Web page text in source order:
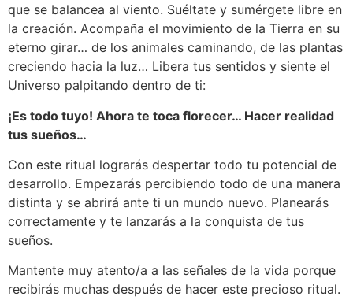
que se balancea al viento. Suéltate y sumérgete libre en
la creación. Acompaña el movimiento de la Tierra en su
eterno girar… de los animales caminando, de las plantas
creciendo hacia la luz… Libera tus sentidos y siente el
Universo palpitando dentro de ti:
¡Es todo tuyo! Ahora te toca florecer… Hacer realidad
tus sueños…
Con este ritual lograrás despertar todo tu potencial de
desarrollo. Empezarás percibiendo todo de una manera
distinta y se abrirá ante ti un mundo nuevo. Planearás
correctamente y te lanzarás a la conquista de tus
sueños.
Mantente muy atento/a a las señales de la vida porque
recibirás muchas después de hacer este precioso ritual.